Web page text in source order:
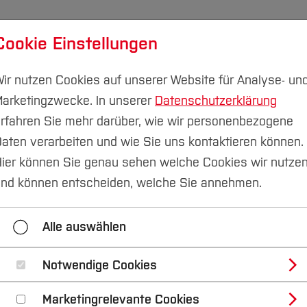
Forschung & Transfer
werben für
Nordrhein-
Einstellungen
nutzen Cookies auf unserer Website für Analyse- und
In unserer Datenschutzerklärung
Sie mehr darüber, wie wir personenbezogene
verarbeiten und wie Sie uns kontaktieren können.
können Sie genau sehen welche Cookies wir nutzen
können entscheiden, welche Sie annehmen.
Alle auswählen
Notwendige Cookies
Marketingrelevante Cookies